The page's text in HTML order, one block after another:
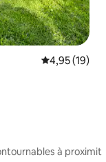
Évaluation
4,95 (19)
à